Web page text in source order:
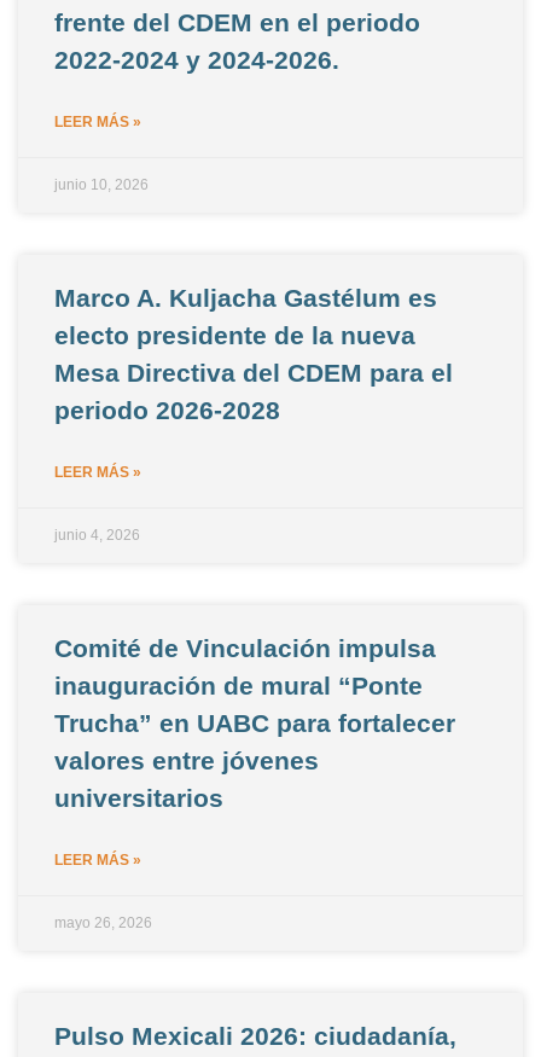
frente del CDEM en el periodo
2022-2024 y 2024-2026.
LEER MÁS »
junio 10, 2026
Marco A. Kuljacha Gastélum es
electo presidente de la nueva
Mesa Directiva del CDEM para el
periodo 2026-2028
LEER MÁS »
junio 4, 2026
Comité de Vinculación impulsa
inauguración de mural “Ponte
Trucha” en UABC para fortalecer
valores entre jóvenes
universitarios
LEER MÁS »
mayo 26, 2026
Pulso Mexicali 2026: ciudadanía,